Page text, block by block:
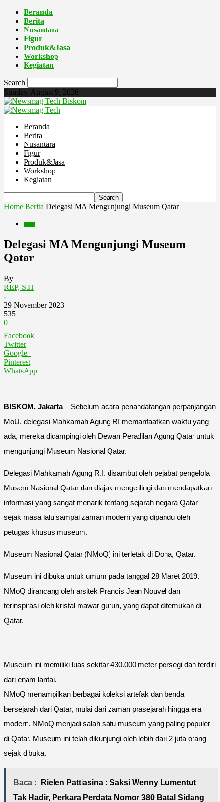
Beranda
Berita
Nusantara
Figur
Produk&Jasa
Workshop
Kegiatan
Search
Sunday, August 9, 2026
Biskom
Beranda
Berita
Nusantara
Figur
Produk&Jasa
Workshop
Kegiatan
Home Berita Delegasi MA Mengunjungi Museum Qatar
Delegasi MA Mengunjungi Museum
Qatar
By
REP, S.H
-
29 November 2023
535
0
Facebook
Twitter
Google+
Pinterest
WhatsApp
BISKOM, Jakarta– Sebelum acara penandatangan perpanjangan
MoU, delegasi Mahkamah Agung RI memanfaatkan waktu yang
ada, mereka didampingi oleh Dewan Peradilan Agung Qatar untuk
mengunjungi Museum Nasional Qatar.
Delegasi Mahkamah Agung R.I. disambut oleh pejabat pengelola
Musem Nasional Qatar dan diajak mengelilingi dan mendapatkan
informasi yang sangat menarik tentang sejarah negara Qatar
sejak masa lalu sampai zaman modern yang dipandu oleh
petugas khusus museum.
Museum Nasional Qatar (NMoQ) ini terletak di Doha, Qatar.
Museum ini dibuka untuk umum pada tanggal 28 Maret 2019.
NMoQ dirancang oleh arsitek Prancis Jean Nouvel dan
terinspirasi oleh kristal mawar gurun, yang dapat ditemukan di
Qatar.
Museum ini memiliki luas sekitar 430.000 meter persegi dan terdiri
dari enam lantai.
NMoQ menampilkan berbagai koleksi artefak dan benda
bersejarah dari Qatar, mulai dari zaman prasejarah hingga era
modern. NMoQ menjadi salah satu museum yang paling populer
di Qatar. Museum ini telah dikunjungi oleh lebih dari 2 juta orang
sejak dibuka.
Baca :
Rielen Pattiasina : Saksi Wenny Lumentut
Tak Hadir, Perkara Perdata Nomor 380 Batal Sidang